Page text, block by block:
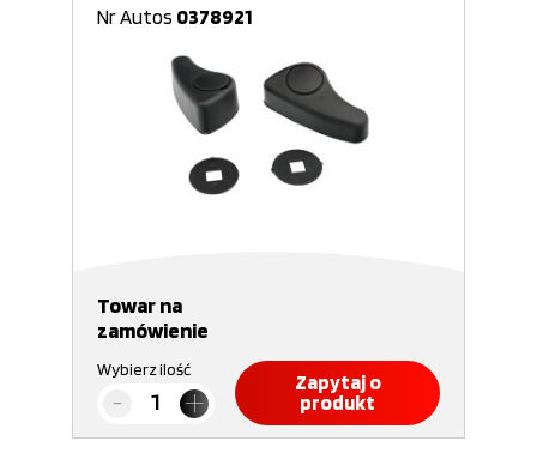
Nr Autos 0378921
Towar na
zamówienie
Wybierz ilość
Zapytaj o
produkt